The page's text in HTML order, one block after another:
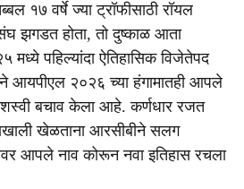
१७ वर्षे ज्या ट्रॉफीसाठी रॉयल
झगडत होता, तो दुष्काळ आता
पहिल्यांदा ऐतिहासिक विजेतेपद
आयपीएल २०२६ च्या हंगामातही आपले
बचाव केला आहे. कर्णधार रजत
खेळताना आरसीबीने सलग
आपले नाव कोरून नवा इतिहास रचला